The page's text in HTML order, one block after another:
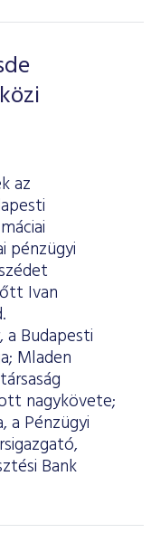
az
pénzügyi
Ivan
a Budapesti
Mladen
nagykövete;
a Pénzügyi
Bank